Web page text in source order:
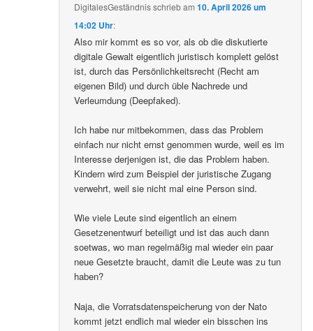
DigitalesGeständnisschriebam10. April 2026 um
14:02 Uhr:
Also mir kommt es so vor, als ob die diskutierte
digitale Gewalt eigentlich juristisch komplett gelöst
ist, durch das Persönlichkeitsrecht (Recht am
eigenen Bild) und durch üble Nachrede und
Verleumdung (Deepfaked).
Ich habe nur mitbekommen, dass das Problem
einfach nur nicht ernst genommen wurde, weil es im
Interesse derjenigen ist, die das Problem haben.
Kindern wird zum Beispiel der juristische Zugang
verwehrt, weil sie nicht mal eine Person sind.
Wie viele Leute sind eigentlich an einem
Gesetzenentwurf beteiligt und ist das auch dann
soetwas, wo man regelmäßig mal wieder ein paar
neue Gesetzte braucht, damit die Leute was zu tun
haben?
Naja, die Vorratsdatenspeicherung von der Nato
kommt jetzt endlich mal wieder ein bisschen ins